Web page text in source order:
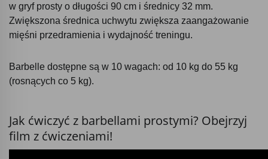
w gryf prosty o długości 90 cm i średnicy 32 mm.
Zwiększona średnica uchwytu zwiększa zaangażowanie
mięśni przedramienia i wydajność treningu.
Barbelle dostępne są w 10 wagach: od 10 kg do 55 kg
(rosnących co 5 kg).
Jak ćwiczyć z barbellami prostymi? Obejrzyj
film z ćwiczeniami!